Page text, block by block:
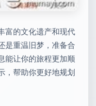
富的文化遗产和现代
是重温旧梦，准备合
能让你的旅程更加顺
，帮助你更好地规划